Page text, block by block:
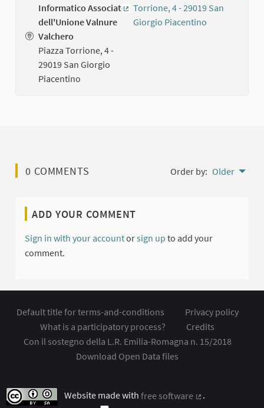
Informatico Associato
dell'Unione Valnure
Valchero
Piazza Torrione, 4 -
29019 San Giorgio
Piacentino
(External link)
0 COMMENTS Order by: Older
ADD YOUR COMMENT
Sign in with your accountorsign up to add your
comment.
Default title for terms-and-conditions
Privacy policy
What is a participatory process?
Credits
Con il sostegno della L.R. Emilia-Romagna n. 15/2018
Download Open Data files
Website made with free software
.